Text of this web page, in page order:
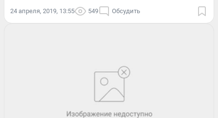
24 апреля, 2019, 13:55 549 Обсудить